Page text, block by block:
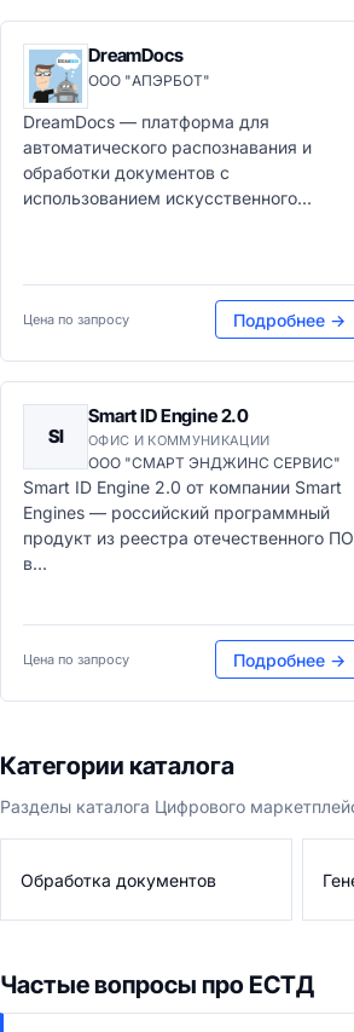
DreamDocs
ООО "АПЭРБОТ"
DreamDocs — платформа для
автоматического распознавания и
обработки документов с
использованием искусственного...
Цена по запросу Подробнее →
SI
Smart ID Engine 2.0
ОФИС И КОММУНИКАЦИИ
ООО "СМАРТ ЭНДЖИНС СЕРВИС"
Smart ID Engine 2.0 от компании Smart
Engines — российский программный
продукт из реестра отечественного
в...
Цена по запросу Подробнее →
Категории каталога
Разделы каталога Цифрового
Обработка документов
Частые вопросы про ЕСТД